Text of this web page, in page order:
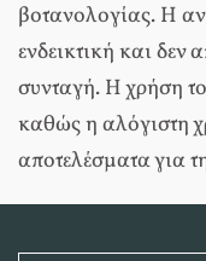
βοτανολογίας. Η
ενδεικτική και δεν
συνταγή. Η χρήση
καθώς η αλόγιστη
αποτελέσματα για